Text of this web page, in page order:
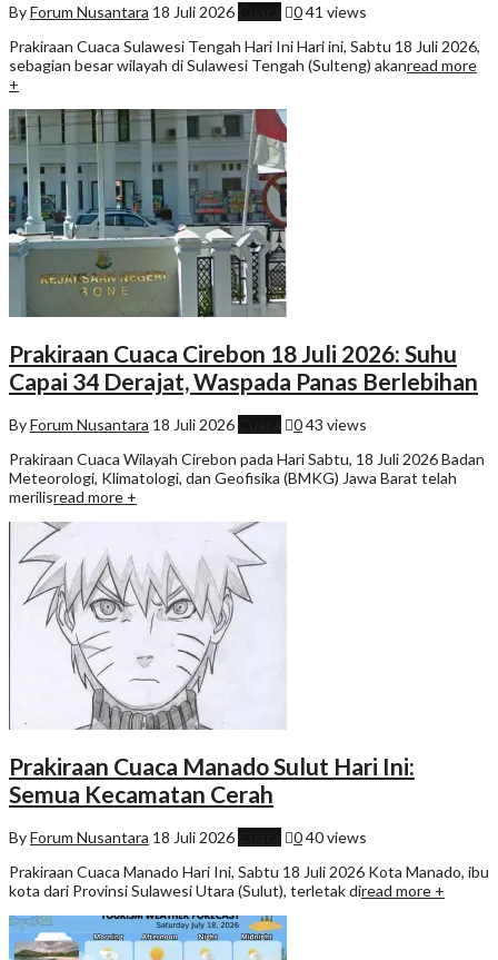
ByForum Nusantara 18 Juli 2026 041 views
Prakiraan Cuaca Sulawesi Tengah Hari Ini Hari ini, Sabtu 18 Juli 2026,
sebagian besar wilayah di Sulawesi Tengah (Sulteng) akanread more
+
Prakiraan Cuaca Cirebon 18 Juli 2026: Suhu
Capai 34 Derajat, Waspada Panas Berlebihan
ByForum Nusantara 18 Juli 2026 043 views
Prakiraan Cuaca Wilayah Cirebon pada Hari Sabtu, 18 Juli 2026 Badan
Meteorologi, Klimatologi, dan Geofisika (BMKG) Jawa Barat telah
merilisread more +
Prakiraan Cuaca Manado Sulut Hari Ini:
Semua Kecamatan Cerah
ByForum Nusantara 18 Juli 2026 040 views
Prakiraan Cuaca Manado Hari Ini, Sabtu 18 Juli 2026 Kota Manado, ibu
kota dari Provinsi Sulawesi Utara (Sulut), terletak diread more +